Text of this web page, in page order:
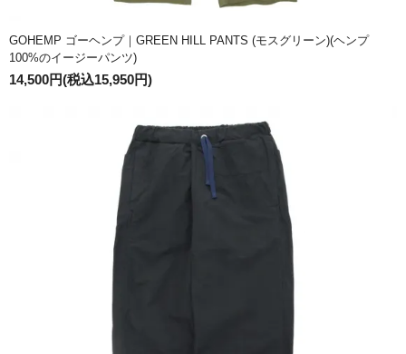
GOHEMP ゴーヘンプ｜GREEN HILL PANTS (モスグリーン)(ヘンプ
100%のイージーパンツ)
14,500円(税込15,950円)